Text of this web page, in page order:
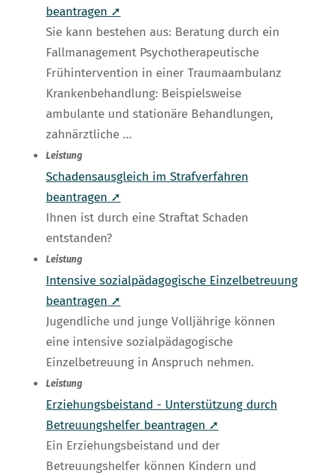
beantragen ➚
Sie kann bestehen aus: Beratung durch ein
Fallmanagement Psychotherapeutische
Frühintervention in einer Traumaambulanz
Krankenbehandlung: Beispielsweise
ambulante und stationäre Behandlungen,
zahnärztliche …
Leistung
Schadensausgleich im Strafverfahren
beantragen ➚
Ihnen ist durch eine Straftat Schaden
entstanden?
Leistung
Intensive sozialpädagogische Einzelbetreuung
beantragen ➚
Jugendliche und junge Volljährige können
eine intensive sozialpädagogische
Einzelbetreuung in Anspruch nehmen.
Leistung
Erziehungsbeistand - Unterstützung durch
Betreuungshelfer beantragen ➚
Ein Erziehungsbeistand und der
Betreuungshelfer können Kindern und